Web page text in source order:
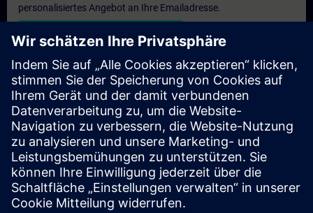
personalisiertes Angebot an Ihre Emailadresse.
Persönliches Angebot zusenden
Anfrage Exklusivtraining
Haben Sie Bedarf an einem höheren Schulungsangebot und
brauchen ein exklusives Training – entweder vor Ort bei Ihnen,
virtuell oder in einem SITRAIN Trainingscenter? Nachdem Sie
uns Ihre persönlichen Daten und Ihren Trainingsbedarf
übermittelt haben, bekommen Sie von uns ein Angebot für eine
exklusive Schulung.
Exklusives Angebot anfragen